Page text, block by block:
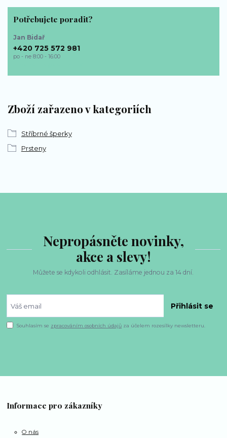
Zboží zařazeno v kategoriích
Stříbrné šperky
Prsteny
Potřebujete poradit?
Jan Bidař
+420 725 572 981
po - ne 8:00 - 16:00
Nepropásněte novinky,
akce a slevy!
Můžete se kdykoli odhlásit. Zasíláme jednou za 14 dní.
Přihlásit se
Souhlasím se zpracováním osobních údajů za účelem rozesílky newsletteru.
Informace pro zákazníky
O nás